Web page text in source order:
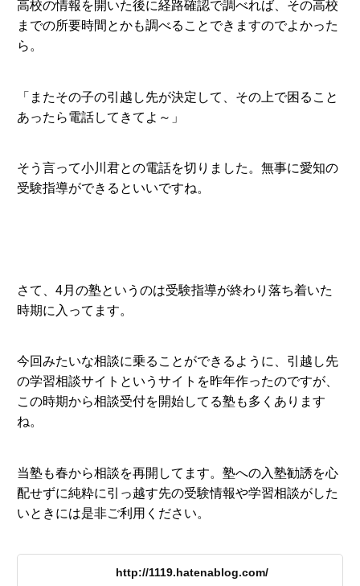
高校の情報を開いた後に経路確認で調べれば、その高校
までの所要時間とかも調べることできますのでよかった
ら。
「またその子の引越し先が決定して、その上で困ること
あったら電話してきてよ～」
そう言って小川君との電話を切りました。無事に愛知の
受験指導ができるといいですね。
さて、4月の塾というのは受験指導が終わり落ち着いた
時期に入ってます。
今回みたいな相談に乗ることができるように、引越し先
の学習相談サイトというサイトを昨年作ったのですが、
この時期から相談受付を開始してる塾も多くあります
ね。
当塾も春から相談を再開してます。塾への入塾勧誘を心
配せずに純粋に引っ越す先の受験情報や学習相談がした
いときには是非ご利用ください。
http://1119.hatenablog.com/